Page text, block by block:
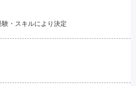
・スキルにより決定